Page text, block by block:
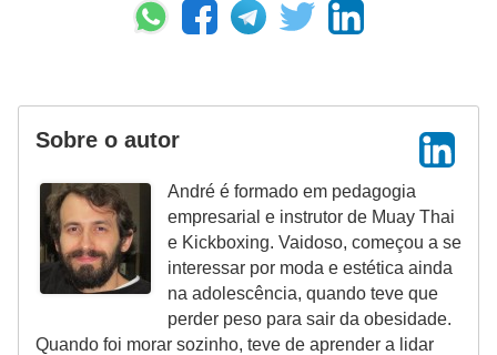
Sobre o autor
André é formado em pedagogia
empresarial e instrutor de Muay Thai
e Kickboxing. Vaidoso, começou a se
interessar por moda e estética ainda
na adolescência, quando teve que
perder peso para sair da obesidade.
Quando foi morar sozinho, teve de aprender a lidar